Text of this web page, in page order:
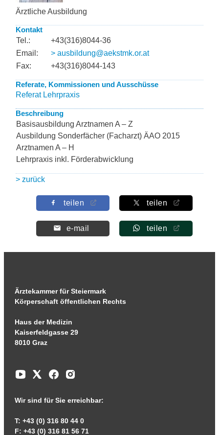
Ärztliche Ausbildung
Kontakt
Tel.:
+43(316)8044-36
Email:
> ausbildung@aekstmk.or.at
Fax:
+43(316)8044-143
Referate, Kommissionen und Ausschüsse
Referat Lehrpraxis
Beschreibung
Basisausbildung Arztnamen A – Z
Ausbildung Sonderfächer (Facharzt) ÄAO 2015
Arztnamen A – H
Lehrpraxis inkl. Förderabwicklung
> zurück
teilen teilen
e-mail teilen
Ärztekammer für Steiermark
Körperschaft öffentlichen Rechts
Haus der Medizin
Kaiserfeldgasse 29
8010 Graz
Wir sind für Sie erreichbar:
T: +43 (0) 316 80 44 0
F: +43 (0) 316 81 56 71